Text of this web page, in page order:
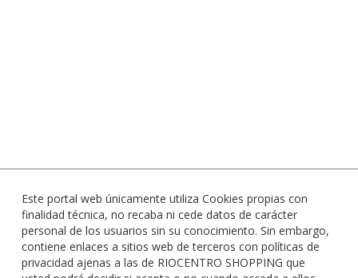
Este portal web únicamente utiliza Cookies propias con
finalidad técnica, no recaba ni cede datos de carácter
personal de los usuarios sin su conocimiento. Sin embargo,
contiene enlaces a sitios web de terceros con políticas de
privacidad ajenas a las de RIOCENTRO SHOPPING que